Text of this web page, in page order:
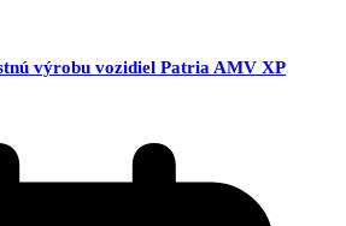
výrobu vozidiel Patria AMV XP